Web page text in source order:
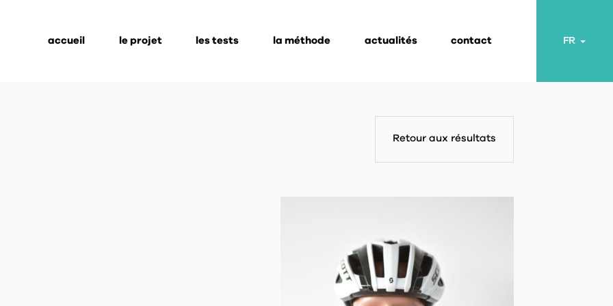
accueil le projet les tests la méthode actualités contact FR
Retour aux résultats